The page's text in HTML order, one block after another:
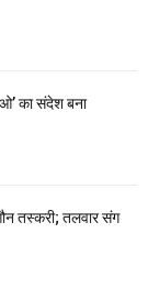
का संदेश बना
तस्करी; तलवार संग